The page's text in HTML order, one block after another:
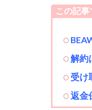
この記事
解約
受け
返金